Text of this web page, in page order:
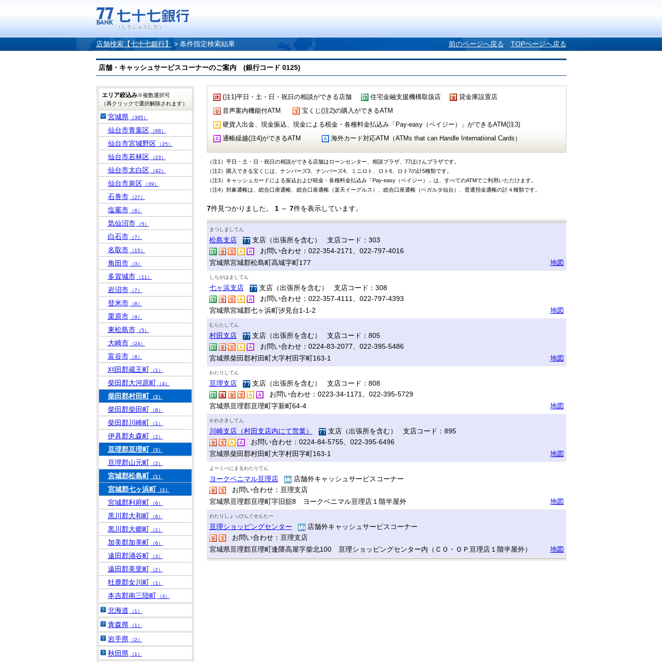
店舗検索【七十七銀行】 > 条件指定検索結果 前のページへ戻る TOPページへ戻る
店舗・キャッシュサービスコーナーのご案内 (銀行コード 0125)
(注1)平日・土・日・祝日の相談ができる店舗 住宅金融支援機構取扱店
貸金庫設置店
音声案内機能付ATM
宝くじ(注2)の購入ができるATM
硬貨入出金、現金振込、現金による税金・各種料金払込み「Pay-easy（ペイジー）」ができるATM(注3)
通帳繰越(注4)ができるATM
海外カード対応ATM（ATMs that can Handle International Cards）
（注1）平日・土・日・祝日の相談ができる店舗はローンセンター、相談プラザ、77ほけんプラザです。
（注2）購入できる宝くじは、ナンバーズ3、ナンバーズ4、ミニロト、ロト6、ロト7の計5種類です。
（注3）キャッシュカードによる振込および税金・各種料金払込み「Pay-easy（ペイジー）」は、すべてのATMでご利用いただけます。
（注4）対象通帳は、総合口座通帳、総合口座通帳（楽天イーグルス）、総合口座通帳（ベガルタ仙台）、普通預金通帳の計４種類です。
7件見つかりました。 1～ 7件を表示しています。
まつしましてん
松島支店
支店（出張所を含む） 支店コード：303
お問い合わせ：022-354-2171、022-797-4016
宮城県宮城郡松島町高城字町177
地図
しちがはましてん
七ヶ浜支店
支店（出張所を含む） 支店コード：308
お問い合わせ：022-357-4111、022-797-4393
宮城県宮城郡七ヶ浜町汐見台1-1-2
地図
むらたしてん
村田支店
支店（出張所を含む） 支店コード：805
お問い合わせ：0224-83-2077、022-395-5486
宮城県柴田郡村田町大字村田字町163-1
地図
わたりしてん
亘理支店
支店（出張所を含む） 支店コード：808
お問い合わせ：0223-34-1171、022-395-5729
宮城県亘理郡亘理町字新町64-4
地図
かわさきしてん
川崎支店（村田支店内にて営業）
支店（出張所を含む） 支店コード：895
お問い合わせ：0224-84-5755、022-395-6496
宮城県柴田郡村田町大字村田字町163-1
地図
よーくべにまるわたりてん
ヨークベニマル亘理店
店舗外キャッシュサービスコーナー
お問い合わせ：亘理支店
宮城県亘理郡亘理町字旧舘8 ヨークベニマル亘理店１階半屋外
地図
わたりしょっぴんぐせんたー
亘理ショッピングセンター
店舗外キャッシュサービスコーナー
お問い合わせ：亘理支店
宮城県亘理郡亘理町逢隈高屋字柴北100 亘理ショッピングセンター内（ＣＯ・ＯＰ亘理店１階半屋外）
地図
エリア絞込み※複数選択可
（再クリックで選択解除されます）
宮城県 （385）
仙台市青葉区 （68）
仙台市宮城野区 （25）
仙台市若林区 （23）
仙台市太白区 （42）
仙台市泉区 （39）
石巻市 （27）
塩竈市 （6）
気仙沼市 （5）
白石市 （7）
名取市 （15）
角田市 （3）
多賀城市 （11）
岩沼市 （7）
登米市 （8）
栗原市 （9）
東松島市 （5）
大崎市 （24）
富谷市 （8）
刈田郡蔵王町 （1）
柴田郡大河原町 （4）
柴田郡村田町 （2）
柴田郡柴田町 （8）
柴田郡川崎町 （1）
伊具郡丸森町 （2）
亘理郡亘理町 （3）
亘理郡山元町 （2）
宮城郡松島町 （1）
宮城郡七ヶ浜町 （1）
宮城郡利府町 （6）
黒川郡大和町 （6）
黒川郡大郷町 （1）
加美郡加美町 （6）
遠田郡涌谷町 （3）
遠田郡美里町 （2）
牡鹿郡女川町 （1）
本吉郡南三陸町 （3）
北海道 （1）
青森県 （1）
岩手県 （2）
秋田県 （1）